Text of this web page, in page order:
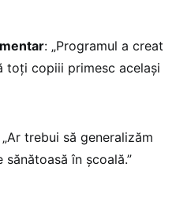
: „Programul a creat
toți copiii primesc același
„Ar trebui să generalizăm
în școală.”